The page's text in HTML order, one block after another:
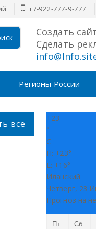
+7-922-777-9-777
Создать
Сделать
Регионы России
все
+23
°
C
H: +23°
L: +16°
Иланский
Четверг, 23
Прогноз на
Пт Сб